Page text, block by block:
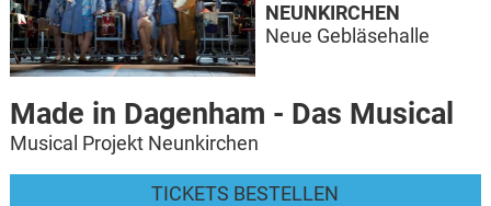
Made in Dagenham - Das Musical
Musical Projekt Neunkirchen
TICKETS BESTELLEN
NEUNKIRCHEN
Neue Gebläsehalle